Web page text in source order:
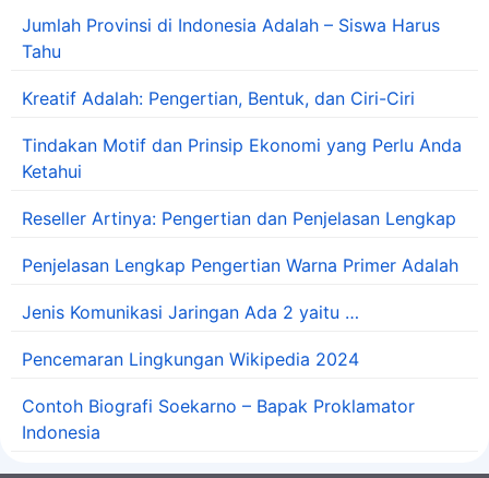
Jumlah Provinsi di Indonesia Adalah – Siswa Harus
Tahu
Kreatif Adalah: Pengertian, Bentuk, dan Ciri-Ciri
Tindakan Motif dan Prinsip Ekonomi yang Perlu Anda
Ketahui
Reseller Artinya: Pengertian dan Penjelasan Lengkap
Penjelasan Lengkap Pengertian Warna Primer Adalah
Jenis Komunikasi Jaringan Ada 2 yaitu …
Pencemaran Lingkungan Wikipedia 2024
Contoh Biografi Soekarno – Bapak Proklamator
Indonesia